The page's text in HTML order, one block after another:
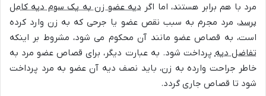
مرد با هم برابر هستند، اما اگر دیه عضو زن به یک سوم دیه کامل
برسد، مرد مجرم به سبب نقص عضو یا جرحی که به زن وارد کرده
است، به قصاص عضو مانند آن محکوم می شود، مشروط بر اینکه
تفاضل دیهپرداخت شود. به عبارت دیگر، برای قصاص عضو مرد به
خاطر جراحت وارده به زن، باید نصف دیه آن عضو به مرد پرداخت
شود تا قصاص جاری گردد.